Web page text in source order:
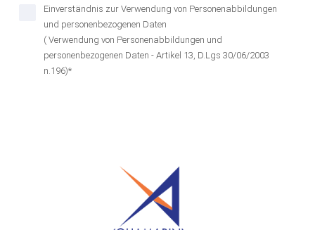
Einverständnis zur Verwendung von Personenabbildungen
und personenbezogenen Daten
( Verwendung von Personenabbildungen und
personenbezogenen Daten - Artikel 13, D.Lgs 30/06/2003
n.196)*